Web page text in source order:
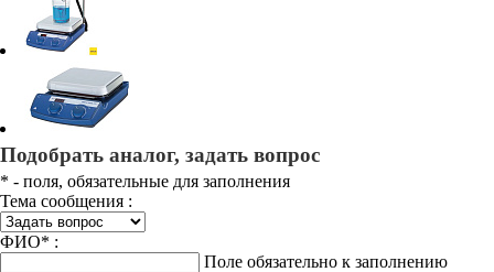
Подобрать аналог, задать вопрос
* - поля, обязательные для заполнения
Тема сообщения :
ФИО* :
Поле обязательно к заполнению